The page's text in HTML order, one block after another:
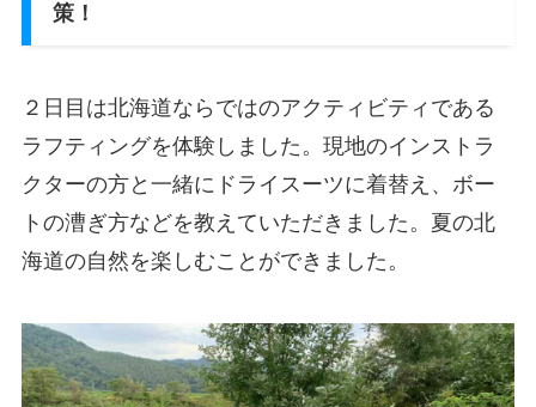
策！
２日目は北海道ならではのアクティビティである
ラフティングを体験しました。現地のインストラ
クターの方と一緒にドライスーツに着替え、ボー
トの漕ぎ方などを教えていただきました。夏の北
海道の自然を楽しむことができました。